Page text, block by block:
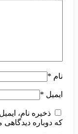
نام *
ایمیل *
ذخیره نام،
که دوباره